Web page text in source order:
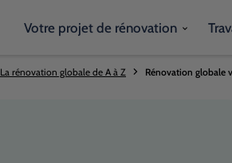
Votre projet de rénovation
La rénovation globale de A à Z Rénovation globale